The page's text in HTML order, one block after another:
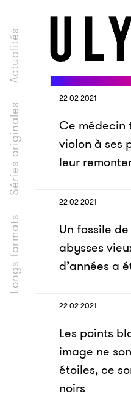
Longs formats
Séries originales
Actualités
22 02 2021
Ce médecin
violon à ses
leur
22 02 2021
Un fossile
abysses
d’années a
22 02 2021
Les points
image ne
étoiles, ce
noirs